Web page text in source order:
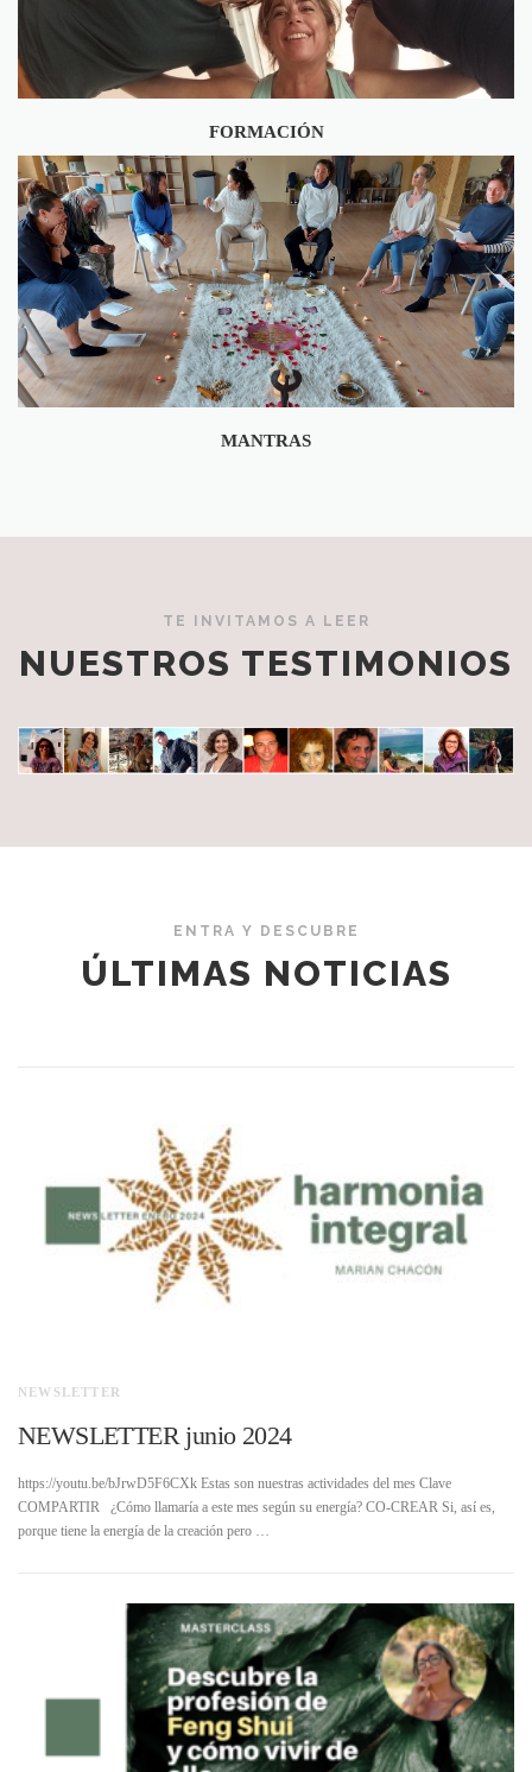
FORMACIÓN
MANTRAS
TE INVITAMOS A LEER
NUESTROS TESTIMONIOS
ENTRA Y DESCUBRE
ÚLTIMAS NOTICIAS
NEWSLETTER
NEWSLETTER junio 2024
https://youtu.be/bJrwD5F6CXk Estas son nuestras actividades del mes Clave
COMPARTIR ¿Cómo llamaría a este mes según su energía? CO-CREAR Si, así es,
porque tiene la energía de la creación pero …